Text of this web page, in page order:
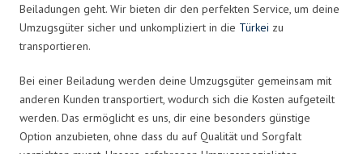
Beiladungen geht. Wir bieten dir den perfekten Service, um deine
Umzugsgüter sicher und unkompliziert in die Türkei zu
transportieren.
Bei einer Beiladung werden deine Umzugsgüter gemeinsam mit
anderen Kunden transportiert, wodurch sich die Kosten aufgeteilt
werden. Das ermöglicht es uns, dir eine besonders günstige
Option anzubieten, ohne dass du auf Qualität und Sorgfalt